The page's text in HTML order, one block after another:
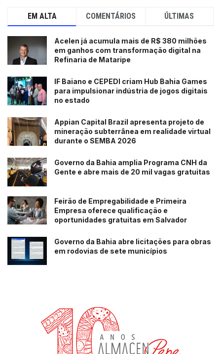
EM ALTA COMENTÁRIOS ÚLTIMAS
Acelen já acumula mais de R$ 380 milhões
em ganhos com transformação digital na
Refinaria de Mataripe
IF Baiano e CEPEDI criam Hub Bahia Games
para impulsionar indústria de jogos digitais
no estado
Appian Capital Brazil apresenta projeto de
mineração subterrânea em realidade virtual
durante o SEMBA 2026
Governo da Bahia amplia Programa CNH da
Gente e abre mais de 20 mil vagas gratuitas
Feirão de Empregabilidade e Primeira
Empresa oferece qualificação e
oportunidades gratuitas em Salvador
Governo da Bahia abre licitações para obras
em rodovias de sete municípios